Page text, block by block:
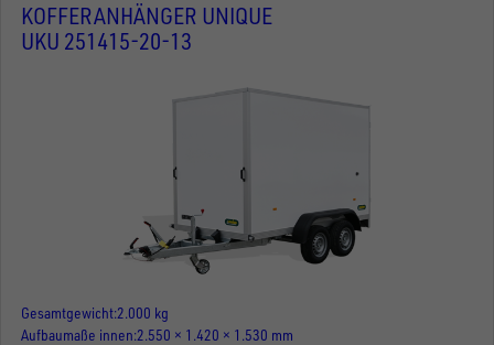
KOFFERANHÄNGER UNIQUE
UKU 251415-20-13
Gesamtgewicht 2.000 kg
Aufbaumaße innen 2.550 × 1.420 × 1.530 mm